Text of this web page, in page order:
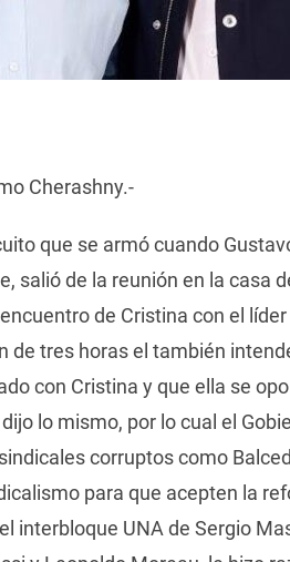
Cherashny.-
que se armó cuando
salió de la reunión en la casa
de Cristina con el
de tres horas el también
con Cristina y que ella se
lo mismo, por lo cual el
corruptos como
para que acepten la
interbloque UNA de Sergio